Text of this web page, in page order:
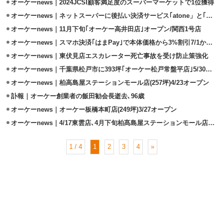
オーケーnews｜2024JCSI顧客満足度のスーパーマーケットで1位獲得
オーケーnews｜ネットスーパーに後払い決済サービス｢atone」と｢NP掛け払い｣導入
オーケーnews｜11月下旬｢オーケー高井田店｣オープン/関西1号店
オーケーnews｜スマホ決済｢はまPay｣で本体価格から3%割引7/1から適用
オーケーnews｜東伏見店エスカレーター死亡事故を受け防止策強化
オーケーnews｜千葉県松戸市に393坪｢オーケー松戸常盤平店｣5/30オープン
オーケーnews｜柏高島屋ステーションモール店(257坪)4/23オープン
訃報｜オーケー創業者の飯田勧会長逝去､96歳
オーケーnews｜オーケー板橋本町店(249坪)3/27オープン
オーケーnews｜4/17東雲店､4月下旬柏髙島屋ステーションモール店を出店
1 / 4 1 2 3 4 »